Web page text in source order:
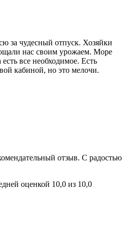
за чудесный отпуск. Хозяйки
нас своим урожаем. Море
все необходимое. Есть
кабиной, но это мелочи.
отзыв. С радостью
оценкой 10,0 из 10,0